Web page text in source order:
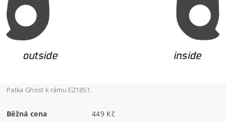
Patka Ghost k rámu EZ1851.
Běžná cena 449 Kč